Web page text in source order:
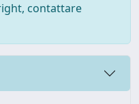
contattare